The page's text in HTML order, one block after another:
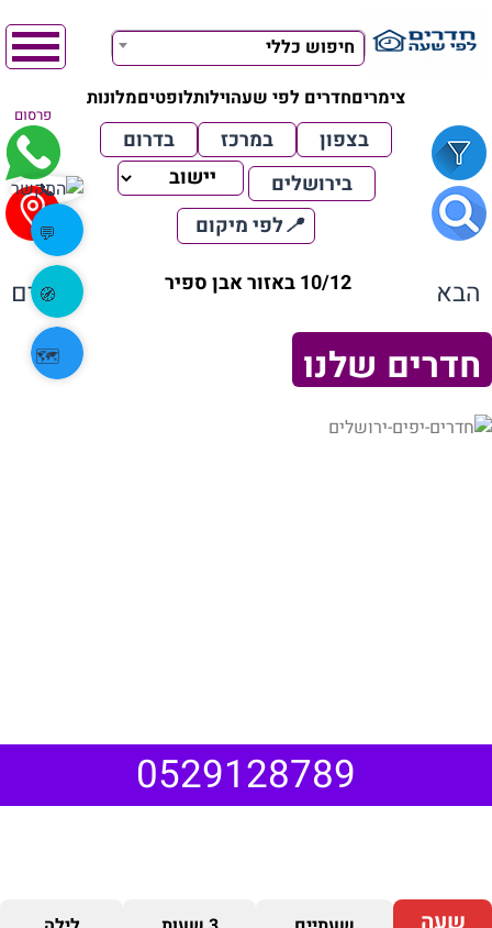
חיפוש כללי
צימריםחדרים לפי שעהוילותלופטיםמלונות
פרסום
בצפון במרכז
בדרום
בירושלים
📍לפי מיקום
הבא 10/12 באזור אבן ספיר הקודם
חדרים שלנו
0529128789
שעה
📞
💬
🧭
🗺️